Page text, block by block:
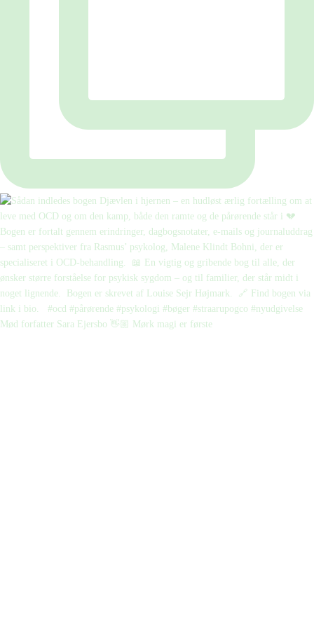
Mød forfatter Sara Ejersbo 👋🏼 Mørk magi er første